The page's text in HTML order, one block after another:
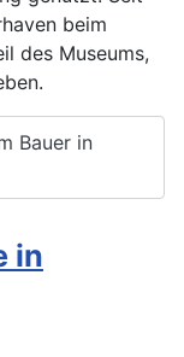
beim
des Museums,
Bauer in
in